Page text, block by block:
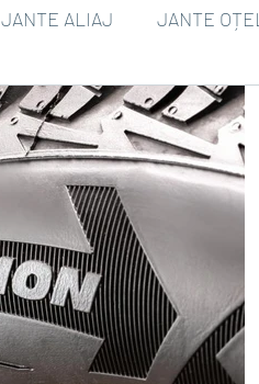
JANTE ALIAJ JANTE OȚEL
ANVELOPE DE IARNĂ